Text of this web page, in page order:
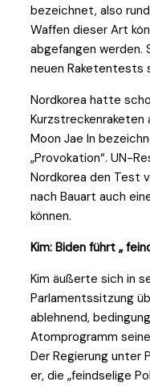
bezeichnet, also
Waffen dieser Art
abgefangen werden.
neuen Raketentests
Nordkorea hatte
Kurzstreckenraketen
Moon Jae In
„Provokation“. UN-
Nordkorea den Test
nach Bauart auch
können.
Kim: Biden führt „
Kim äußerte sich in
Parlamentssitzung
ablehnend,
Atomprogramm
Der Regierung unter
er, die „feindselige